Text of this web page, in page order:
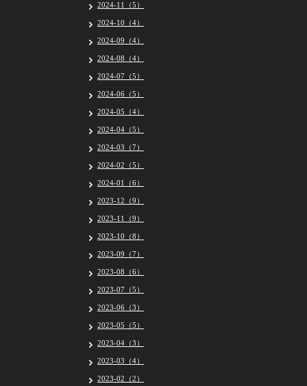
2024-11（5）
2024-10（4）
2024-09（4）
2024-08（4）
2024-07（5）
2024-06（5）
2024-05（4）
2024-04（5）
2024-03（7）
2024-02（5）
2024-01（6）
2023-12（9）
2023-11（9）
2023-10（8）
2023-09（7）
2023-08（6）
2023-07（5）
2023-06（3）
2023-05（5）
2023-04（3）
2023-03（4）
2023-02（2）